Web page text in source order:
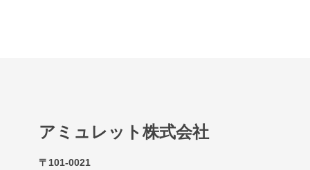
アミュレット株式会社
〒101-0021